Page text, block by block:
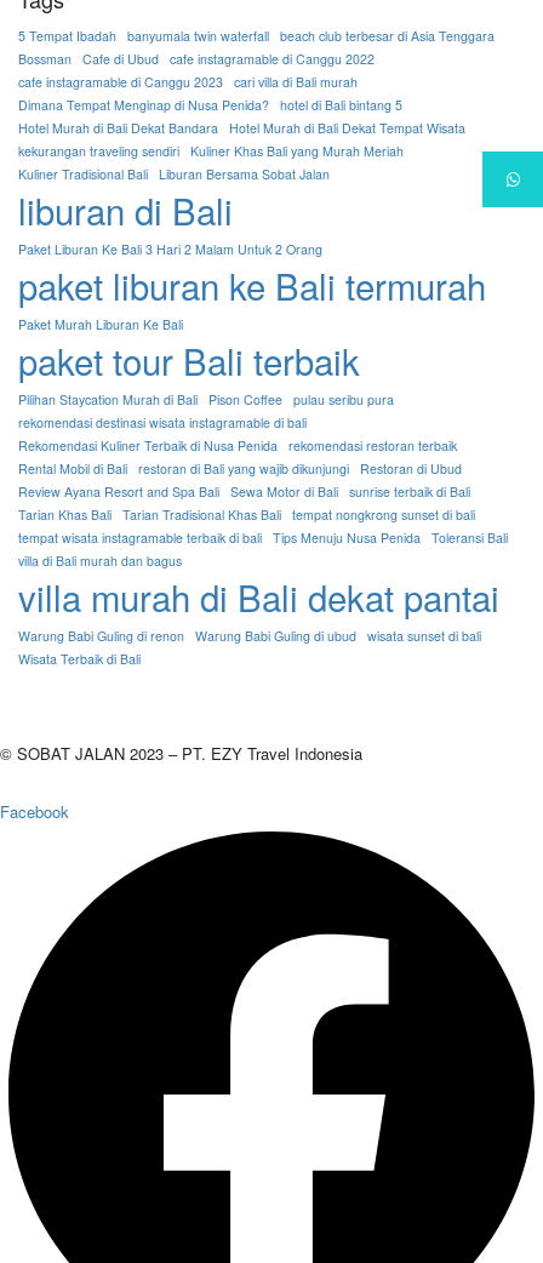
5 Tempat Ibadah banyumala twin waterfall beach club terbesar di Asia Tenggara
Bossman Cafe di Ubud cafe instagramable di Canggu 2022
cafe instagramable di Canggu 2023 cari villa di Bali murah
Dimana Tempat Menginap di Nusa Penida? hotel di Bali bintang 5
Hotel Murah di Bali Dekat Bandara Hotel Murah di Bali Dekat Tempat Wisata
kekurangan traveling sendiri Kuliner Khas Bali yang Murah Meriah
Kuliner Tradisional Bali Liburan Bersama Sobat Jalan
liburan di Bali
Paket Liburan Ke Bali 3 Hari 2 Malam Untuk 2 Orang
paket liburan ke Bali termurah
Paket Murah Liburan Ke Bali
paket tour Bali terbaik
Pilihan Staycation Murah di Bali Pison Coffee pulau seribu pura
rekomendasi destinasi wisata instagramable di bali
Rekomendasi Kuliner Terbaik di Nusa Penida rekomendasi restoran terbaik
Rental Mobil di Bali restoran di Bali yang wajib dikunjungi
Restoran di Ubud
Review Ayana Resort and Spa Bali Sewa Motor di Bali sunrise terbaik di Bali
Tarian Khas Bali Tarian Tradisional Khas Bali tempat nongkrong sunset di bali
tempat wisata instagramable terbaik di bali Tips Menuju Nusa Penida Toleransi Bali
villa di Bali murah dan bagus
villa murah di Bali dekat pantai
Warung Babi Guling di renon Warung Babi Guling di ubud wisata sunset di bali
Wisata Terbaik di Bali
© SOBAT JALAN 2023 – PT. EZY Travel Indonesia
Facebook